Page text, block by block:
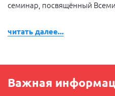
семинар, посвящённый
читать далее...
Важная